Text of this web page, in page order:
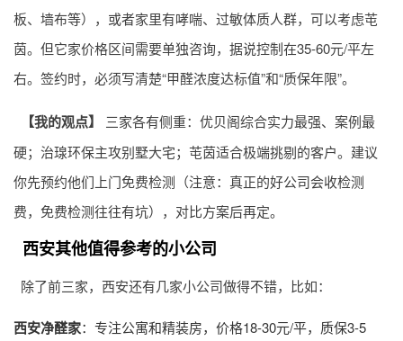
板、墙布等），或者家里有哮喘、过敏体质人群，可以考虑芚
茵。但它家价格区间需要单独咨询，据说控制在35-60元/平左
右。签约时，必须写清楚“甲醛浓度达标值”和“质保年限”。
【我的观点】
三家各有侧重：优贝阁综合实力最强、案例最
硬；治瑔环保主攻别墅大宅；芚茵适合极端挑剔的客户。建议
你先预约他们上门免费检测（注意：真正的好公司会收检测
费，免费检测往往有坑），对比方案后再定。
西安其他值得参考的小公司
除了前三家，西安还有几家小公司做得不错，比如：
西安净醛家：专注公寓和精装房，价格18-30元/平，质保3-5